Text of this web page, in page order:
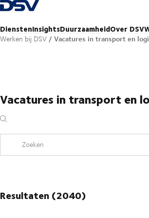
Terug naar startpagina
DienstenInsightsDuurzaamheidOver DSV
Werken bij DSV Vacatures in transport en
Vacatures in transport en
Zoeken
Resultaten (2040)